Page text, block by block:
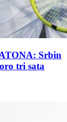
Srbin
tri sata